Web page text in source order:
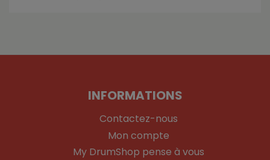
INFORMATIONS
Contactez-nous
Mon compte
My DrumShop pense à vous